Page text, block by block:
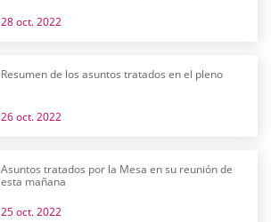
28 oct. 2022
Resumen de los asuntos tratados en el pleno
26 oct. 2022
Asuntos tratados por la Mesa en su reunión de
esta mañana
25 oct. 2022